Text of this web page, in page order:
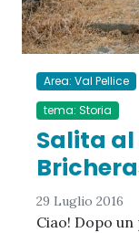
Area: Val Pellice
tema: Storia
Salita
29 Luglio 2016
Ciao! Dopo